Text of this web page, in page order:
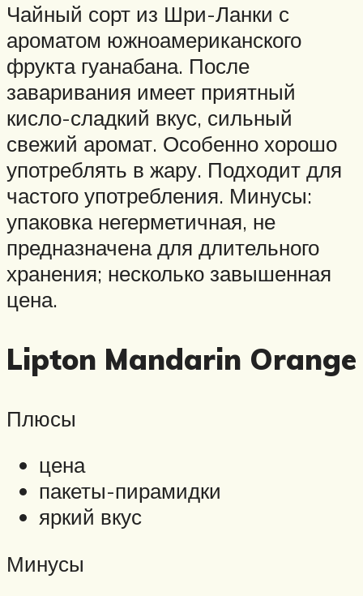
Чайный сорт из Шри-Ланки с
ароматом южноамериканского
фрукта гуанабана. После
заваривания имеет приятный
кисло-сладкий вкус, сильный
свежий аромат. Особенно хорошо
употреблять в жару. Подходит для
частого употребления. Минусы:
упаковка негерметичная, не
предназначена для длительного
хранения; несколько завышенная
цена.
Lipton Mandarin Orange
Плюсы
цена
пакеты-пирамидки
яркий вкус
Минусы